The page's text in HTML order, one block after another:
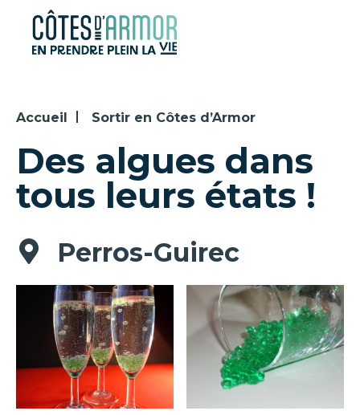
Panneau de gestion des cookies
Accueil Sortir en Côtes d’Armor
Des algues dans
tous leurs états !
Perros-Guirec